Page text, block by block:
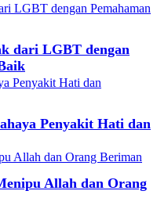
dari LGBT dengan
Penyakit Hati dan
Allah dan Orang